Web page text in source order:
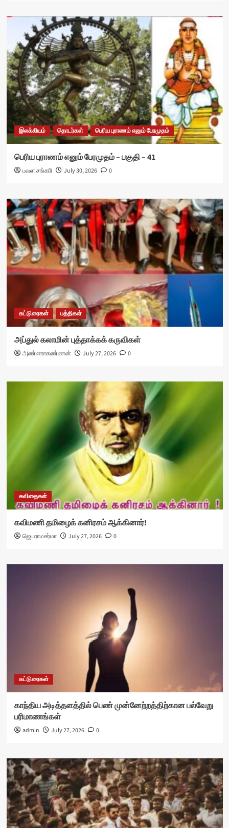
இலக்கியம் தொடர்கள் பெரிய புராணம் எனும் பேரமுதம்
பெரிய புராணம் எனும் பேரமுதம் – பகுதி – 41
பவள சங்கரி July 30, 2026 0
கட்டுரைகள் பத்திகள்
அப்துல் கலாமின் புத்தாக்கக் கருவிகள்
அண்ணாகண்ணன் July 27, 2026 0
கவிதைகள்
கவிமணி தமிழைக் கனிரசம் ஆக்கினார்!
ஜெயராமசர்மா July 27, 2026 0
கட்டுரைகள்
காந்திய அடித்தளத்தில் பெண் முன்னேற்றத்திற்கான பல்வேறு
பரிமாணங்கள்
admin July 27, 2026 0